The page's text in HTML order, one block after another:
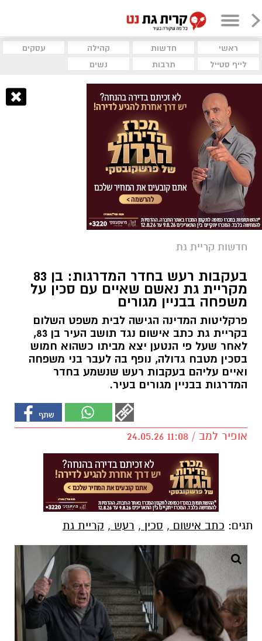
ראשי חדשות קהילה
עסקים
לייף סטייל
תרבות נשים
חדשות קריית גת
בעקבות רעש בחדר המדרגות: בן 83
מקריית גת נאשם שאיים עם סכין על
משפחה בבניין מגורים
פרקליטות המדינה הגישה לבית משפט השלום
בקריית גת כתב אישום נגד תושב העיר בן 83,
לאחר שעל פי הנטען יצא מביתו כשהוא חמוש
בסכין מטבח גדולה, נופף בה לעבר בני משפחה
ואיים עליהם בעקבות רעש שנשמע בחדר
המדרגות בבניין מגורים בעיר.
אופיר למב / 11:08 24.05.26
תגים: כתב אישום , סכין , רעש , קריית גת